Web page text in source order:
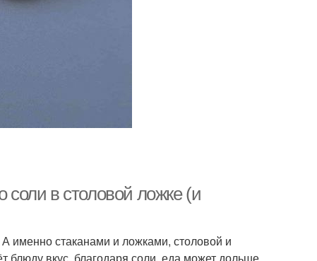
соли в столовой ложке (и
именно стаканами и ложками, столовой и